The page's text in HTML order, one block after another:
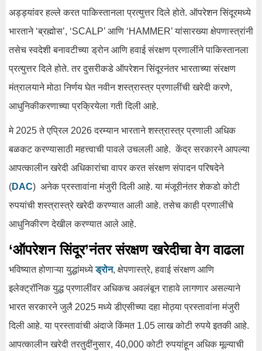
अड्ड्यांवर हल्ले करत पाकिस्तानला प्रत्युत्तर दिले होते. ऑपरेशन सिंदूरमध्ये
भारताने ‘ब्रह्मोस’, ‘SCALP’ आणि ‘HAMMER’ यांसारख्या क्षेपणास्त्रांनी
तसेच स्वदेशी बनावटीच्या ड्रोन आणि हवाई संरक्षण प्रणालींने पाकिस्तानला
प्रत्युत्तर दिले होते. तर दुसरीकडे ऑपरेशन सिंदूरनंतर भारताच्या संरक्षण
मंत्रालयाने मोठा निर्णय घेत नवीन शस्त्रास्त्र प्रणालींची खरेदी करणे,
आधुनिकीकरणाच्या प्रक्रियेला गती दिली आहे.
मे 2025 ते एप्रिल 2026 दरम्यान भारताने शस्त्रास्त्र प्रणाली अधिक
बळकट करण्यासाठी महत्त्वाची पावले उचलली आहे. केंद्र सरकारने आपल्या
आपत्कालीन खरेदी अधिकारांचा वापर करत संरक्षण संपादन परिषदेने
(DAC) अनेक प्रस्तावांना मंजुरी दिली आहे. या मंजूरीनंतर शेकडो कोटी
रुपयांची शस्त्रास्त्रे खरेदी करण्यात आली आहे. तसेच काही प्रणालींचे
आधुनिकीरण देखील करण्यात आले आहे.
‘ऑपरेशन सिंदूर’नंतर संरक्षण खरेदीचा वेग वाढला
भविष्यात होणाऱ्या युद्धांमध्येड्रोन, क्षेपणास्त्रे, हवाई संरक्षण आणि
इलेक्ट्रॉनिक युद्ध प्रणालींवर अधिकच अवलंबून राहावे लागणार असल्याने
भारत सरकारने जुलै 2025 मध्ये डीएसीच्या दहा मोठ्या प्रस्तावांना मंजुरी
दिली आहे. या प्रस्तावांची अंदाजे किंमत 1.05 लाख कोटी रुपये इतकी आहे.
आपत्कालीन खरेदी तरतुदींनुसार, 40,000 कोटी रुपयांहून अधिक मूल्याची